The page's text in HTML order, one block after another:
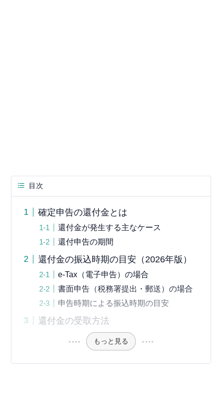
目次
確定申告の還付金とは
還付金が発生する主なケース
還付申告の期間
還付金の振込時期の目安（2026年版）
e-Tax（電子申告）の場合
書面申告（税務署提出・郵送）の場合
申告時期による振込時期の目安
還付金の受取方法
もっと見る